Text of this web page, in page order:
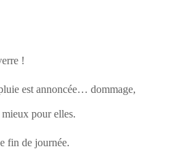
!
est annoncée… dommage,
pour elles.
fin de journée.